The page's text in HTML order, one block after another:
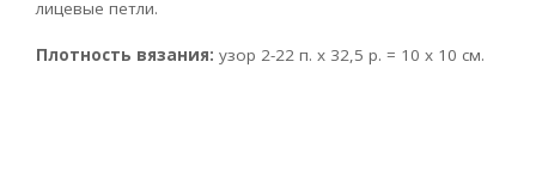
лицевые петли.
Плотность вязания: узор 2-22 п. х 32,5 р. = 10 х 10 см.